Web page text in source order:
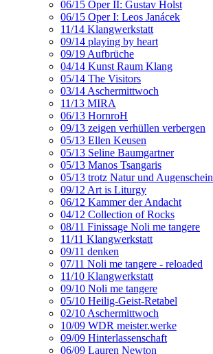
06/15 Oper II: Gustav Holst
06/15 Oper I: Leos Janácek
11/14 Klangwerkstatt
09/14 playing by heart
09/19 Aufbrüche
04/14 Kunst Raum Klang
05/14 The Visitors
03/14 Aschermittwoch
11/13 MIRA
06/13 HornroH
09/13 zeigen verhüllen verbergen
05/13 Ellen Keusen
05/13 Seline Baumgartner
05/13 Manos Tsangaris
05/13 trotz Natur und Augenschein
09/12 Art is Liturgy
06/12 Kammer der Andacht
04/12 Collection of Rocks
08/11 Finissage Noli me tangere
11/11 Klangwerkstatt
09/11 denken
07/11 Noli me tangere - reloaded
11/10 Klangwerkstatt
09/10 Noli me tangere
05/10 Heilig-Geist-Retabel
02/10 Aschermittwoch
10/09 WDR meister.werke
09/09 Hinterlassenschaft
06/09 Lauren Newton